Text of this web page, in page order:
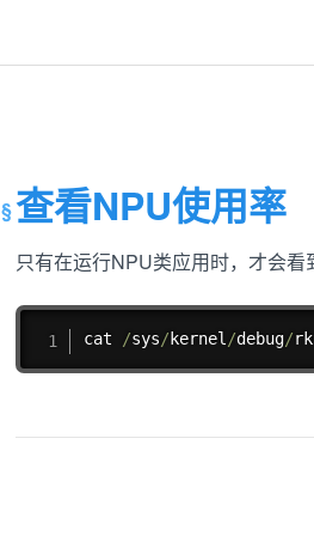
查看NPU使用率
只有在运行NPU类应用时，才会看
cat /sys/ kernel /debug/